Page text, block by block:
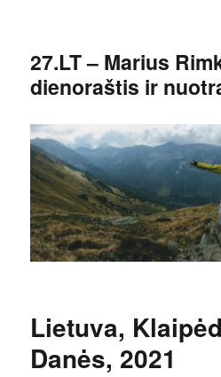
27.LT – Marius
dienoraštis ir
Lietuva,
Danės, 2021